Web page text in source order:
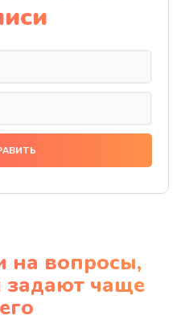
руб.
чистка
на вопросы,
задают чаще